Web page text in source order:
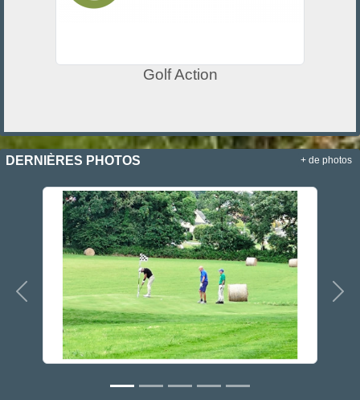
Golf Action
DERNIÈRES PHOTOS
Précedent
+ de photos